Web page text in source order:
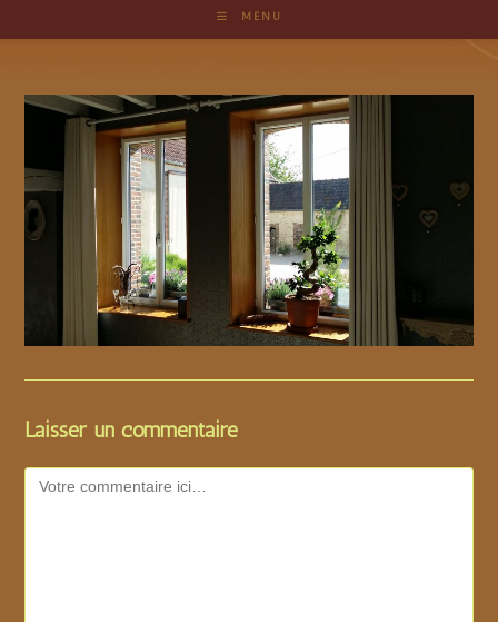
MENU
Laisser un commentaire
Comment